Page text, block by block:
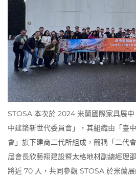
STOSA 本次於 2024 米蘭國際家具展
中建築新世代委員會」，其組織由「臺
會」旗下建商二代所組成，簡稱「二代
屆會長欣藝翔建設暨太格地材副總經理
將近 70 人，共同參觀 STOSA 於米蘭展